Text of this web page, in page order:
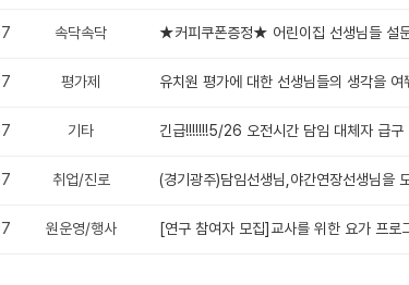
속닥속닥 ★커피쿠폰증정★ 어린이집 선생님들 설
평가제 유치원 평가에 대한 선생님들의 생각을 여
기타 긴급!!!!!!!5/26 오전시간 담임 대체자 급구
취업/진로 (경기광주)담임선생님,야간연장선생님을
원운영/행사 [연구 참여자 모집]교사를 위한 요가 프로